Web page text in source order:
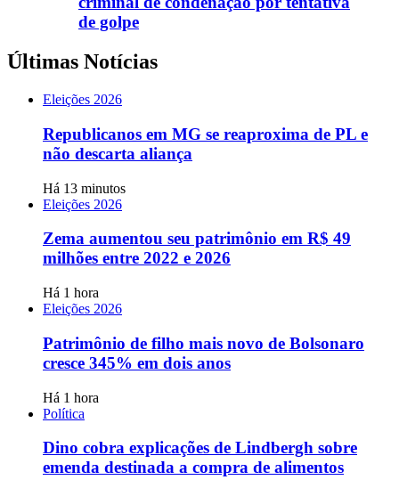
de golpe
Últimas Notícias
Eleições 2026
Republicanos em MG se reaproxima de PL e
não descarta aliança
Há 13 minutos
Eleições 2026
Zema aumentou seu patrimônio em R$ 49
milhões entre 2022 e 2026
Há 1 hora
Eleições 2026
Patrimônio de filho mais novo de Bolsonaro
cresce 345% em dois anos
Há 1 hora
Política
Dino cobra explicações de Lindbergh sobre
emenda destinada a compra de alimentos